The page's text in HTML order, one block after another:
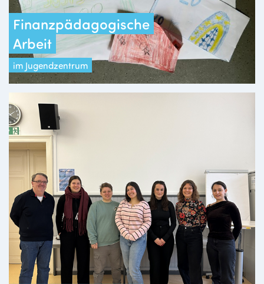
Finanzpädagogische
Arbeit
im Jugendzentrum